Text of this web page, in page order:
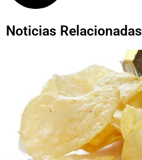
Noticias Relacionadas